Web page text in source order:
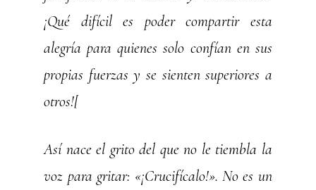
¡Qué difícil es poder compartir esta
alegría para quienes solo confían en sus
propias fuerzas y se sienten superiores a
otros![
Así nace el grito del que no le tiembla la
voz para gritar: «¡Crucifícalo!». No es un